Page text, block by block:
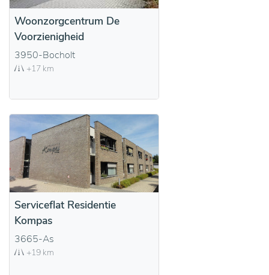
Woonzorgcentrum De
Voorzienigheid
3950-Bocholt
+17 km
Serviceflat Residentie
Kompas
3665-As
+19 km